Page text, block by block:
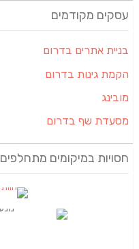
עסקים מקודמים
בניית אתרים בדרום
הקמת גינות בדרום
מובינג
מסעדת שף בדרום
חסויות במיקומים מתחלפים